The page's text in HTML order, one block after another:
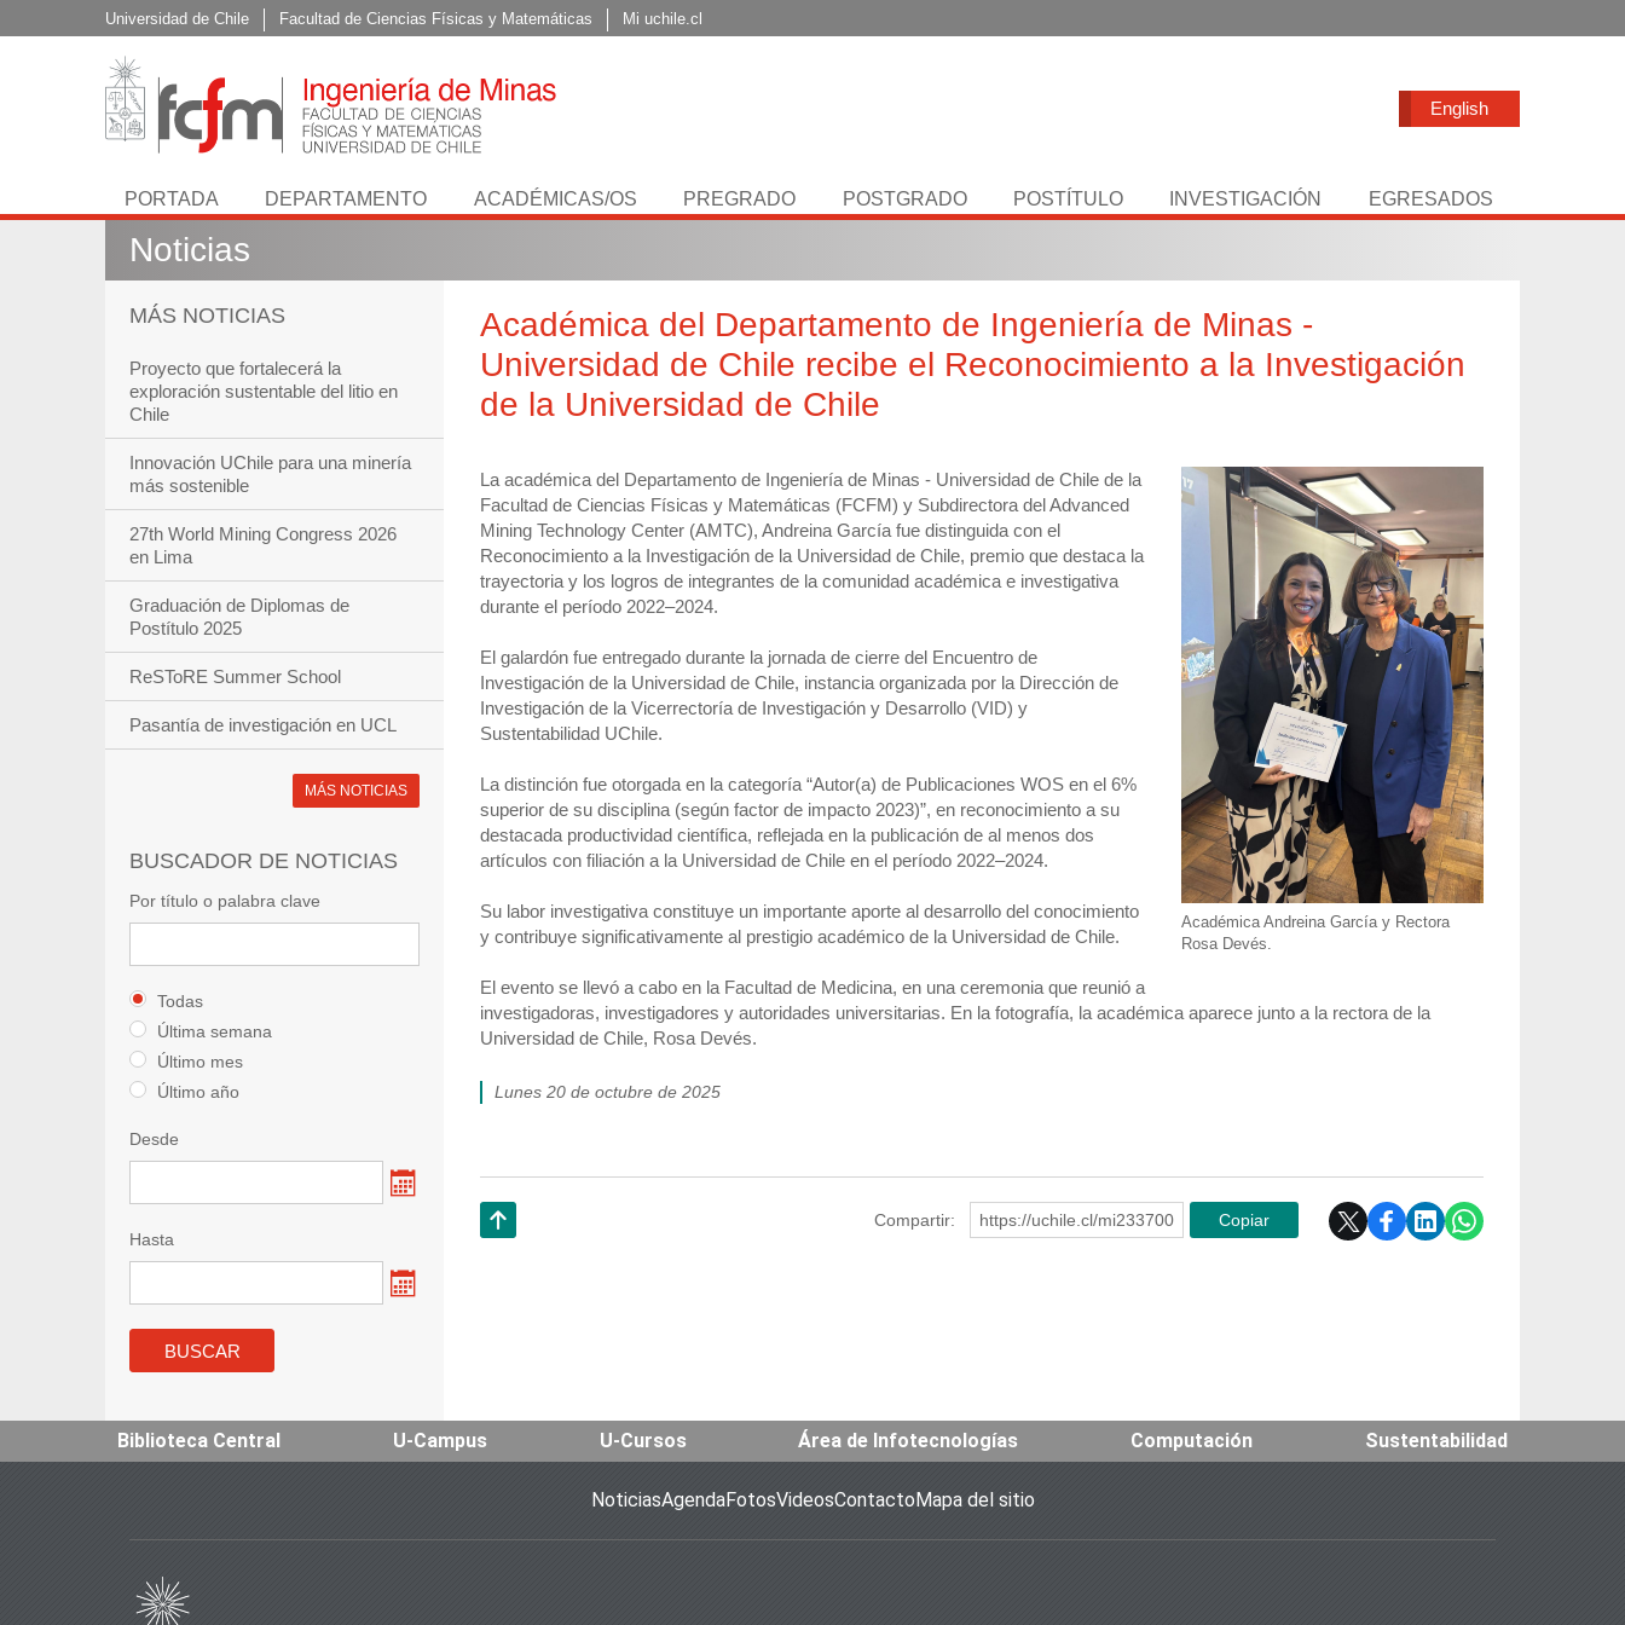
Universidad de Chile Facultad de Ciencias Físicas y Matemáticas Mi uchile.cl
English
PORTADA DEPARTAMENTO ACADÉMICAS/OS PREGRADO POSTGRADO POSTÍTULO INVESTIGACIÓN EGRESADOS
Noticias
MÁS NOTICIAS
Proyecto que fortalecerá la
exploración sustentable del litio en
Chile
Innovación UChile para una minería
más sostenible
27th World Mining Congress 2026
en Lima
Graduación de Diplomas de
Postítulo 2025
ReSToRE Summer School
Pasantía de investigación en UCL
MÁS NOTICIAS
BUSCADOR DE NOTICIAS
Por título o palabra clave
Todas
Última semana
Último mes
Último año
Desde
Hasta
Académica del Departamento de Ingeniería de Minas -
Universidad de Chile recibe el Reconocimiento a la Investigación
de la Universidad de Chile
Académica Andreina García y Rectora
Rosa Devés.
La académica del Departamento de Ingeniería de Minas - Universidad de Chile de la
Facultad de Ciencias Físicas y Matemáticas (FCFM) y Subdirectora del Advanced
Mining Technology Center (AMTC), Andreina García fue distinguida con el
Reconocimiento a la Investigación de la Universidad de Chile, premio que destaca la
trayectoria y los logros de integrantes de la comunidad académica e investigativa
durante el período 2022–2024.
El galardón fue entregado durante la jornada de cierre del Encuentro de
Investigación de la Universidad de Chile, instancia organizada por la Dirección de
Investigación de la Vicerrectoría de Investigación y Desarrollo (VID) y
Sustentabilidad UChile.
La distinción fue otorgada en la categoría “Autor(a) de Publicaciones WOS en el 6%
superior de su disciplina (según factor de impacto 2023)”, en reconocimiento a su
destacada productividad científica, reflejada en la publicación de al menos dos
artículos con filiación a la Universidad de Chile en el período 2022–2024.
Su labor investigativa constituye un importante aporte al desarrollo del conocimiento
y contribuye significativamente al prestigio académico de la Universidad de Chile.
El evento se llevó a cabo en la Facultad de Medicina, en una ceremonia que reunió a
investigadoras, investigadores y autoridades universitarias. En la fotografía, la académica aparece junto a la rectora de la
Universidad de Chile, Rosa Devés.
lunes 20 de octubre de 2025
Compartir: https://uchile.cl/mi233700 Copiar
Biblioteca Central U-Campus U-Cursos Área de Infotecnologías Computación Sustentabilidad
NoticiasAgendaFotosVideosContactoMapa del sitio